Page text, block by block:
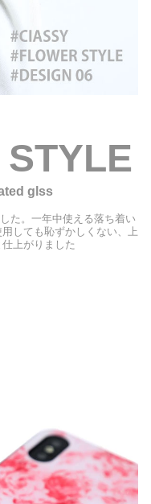
glss
た。一年中使える落ち着い
しても恥ずかしくない、上
上がりました